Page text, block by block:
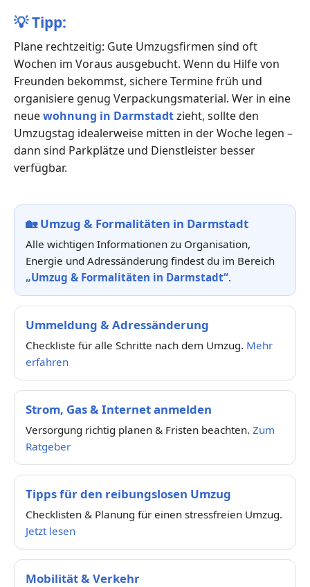
💡Tipp:
Plane rechtzeitig: Gute Umzugsfirmen sind oft
Wochen im Voraus ausgebucht. Wenn du Hilfe von
Freunden bekommst, sichere Termine früh und
organisiere genug Verpackungsmaterial. Wer in eine
neuewohnung in Darmstadtzieht, sollte den
Umzugstag idealerweise mitten in der Woche legen –
dann sind Parkplätze und Dienstleister besser
verfügbar.
🏡Umzug & Formalitäten in Darmstadt
Alle wichtigen Informationen zu Organisation,
Energie und Adressänderung findest du im Bereich
„Umzug & Formalitäten in Darmstadt“.
Ummeldung & Adressänderung
Checkliste für alle Schritte nach dem Umzug. Mehr
erfahren
Strom, Gas & Internet anmelden
Versorgung richtig planen & Fristen beachten. Zum
Ratgeber
Tipps für den reibungslosen Umzug
Checklisten & Planung für einen stressfreien Umzug.
Jetzt lesen
Mobilität & Verkehr